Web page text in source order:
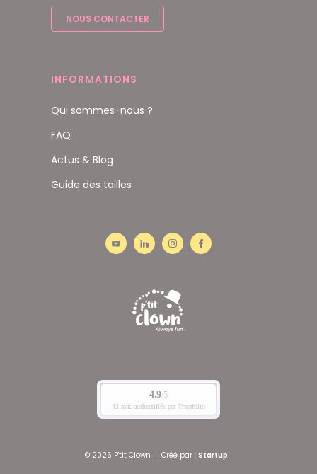
NOUS CONTACTER
INFORMATIONS
Qui sommes-nous ?
FAQ
Actus & Blog
Guide des tailles
© 2026 P'tit Clown | Créé par : Startup